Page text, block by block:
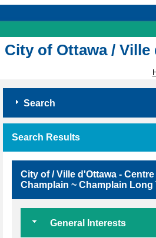
City of Ottawa / Ville
Search
Search Results
City of / Ville d'Ottawa -
Champlain ~ Champlain Long
General Interests